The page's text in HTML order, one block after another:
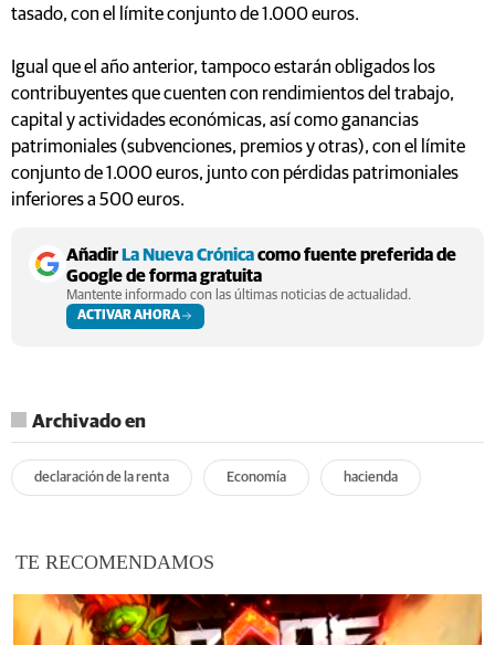
tasado, con el límite conjunto de 1.000 euros.
Igual que el año anterior, tampoco estarán obligados los
contribuyentes que cuenten con rendimientos del trabajo,
capital y actividades económicas, así como ganancias
patrimoniales (subvenciones, premios y otras), con el límite
conjunto de 1.000 euros, junto con pérdidas patrimoniales
inferiores a 500 euros.
AñadirLa Nueva Crónicacomo fuente preferida de
Google de forma gratuita
Mantente informado con las últimas noticias de actualidad.
ACTIVAR AHORA
Archivado en
declaración de la renta Economía hacienda
TE RECOMENDAMOS